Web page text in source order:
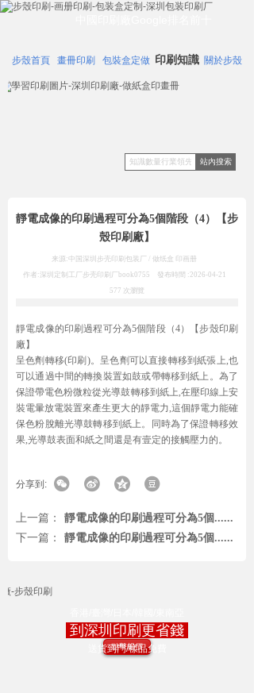
站內搜索
靜電成像的印刷過程可分為5個階段（4）【步
殼印刷廠】
来源:中国深圳步壳印刷包装厂 / 做纸盒 印画册
作者:深圳定制工厂步壳印刷厂 book0755 發布時間 :2026-04-21
577 次瀏覽
靜電成像的印刷過程可分為5個階段（4）【步殼印刷
廠】
呈色劑轉移(印刷)。呈色劑可以直接轉移到紙張上,也
可以通過中間的轉換裝置如鼓或帶轉移到紙上。為了
保證帶電色粉微粒從光導鼓轉移到紙上,在壓印線上安
裝電暈放電裝置來產生更大的靜電力,這個靜電力能確
保色粉脫離光導鼓轉移到紙上。同時為了保證轉移效
果,光導鼓表面和紙之間還是有壹定的接觸壓力的。
分享到:
上一篇：
靜電成像的印刷過程可分為5個......
下一篇：
靜電成像的印刷過程可分為5個......
點擊報價
到深圳印刷更省錢
送貨到門/樣品免費
步殼首頁 畫冊印刷 包裝盒定做 印刷知識 關於步殼